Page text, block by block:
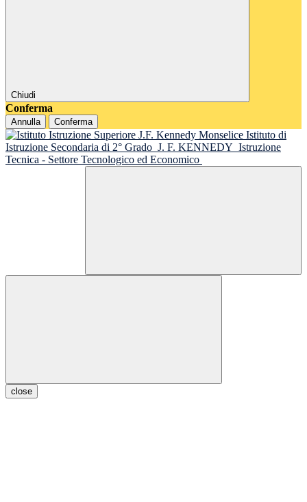
Chiudi
Conferma
Annulla Conferma
Istituto di
Istruzione Secondaria di 2° Grado J. F. KENNEDY Istruzione
Tecnica - Settore Tecnologico ed Economico
close